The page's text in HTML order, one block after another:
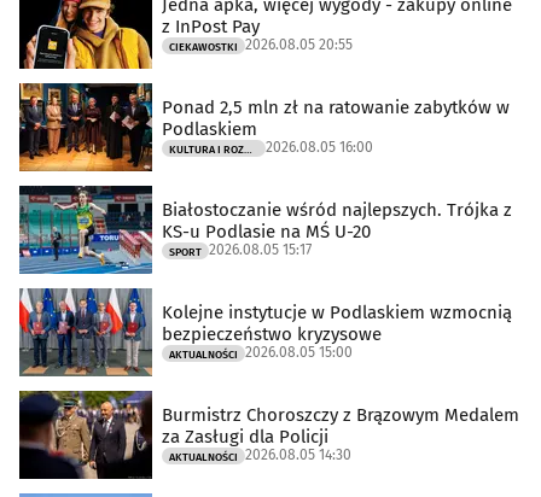
Jedna apka, więcej wygody - zakupy online
z InPost Pay
CIEKAWOSTKI 2026.08.05 20:55
Ponad 2,5 mln zł na ratowanie zabytków w
Podlaskiem
KULTURA I ROZRYWKA 2026.08.05 16:00
Białostoczanie wśród najlepszych. Trójka z
KS-u Podlasie na MŚ U-20
SPORT 2026.08.05 15:17
Kolejne instytucje w Podlaskiem wzmocnią
bezpieczeństwo kryzysowe
AKTUALNOŚCI 2026.08.05 15:00
Burmistrz Choroszczy z Brązowym Medalem
za Zasługi dla Policji
AKTUALNOŚCI 2026.08.05 14:30